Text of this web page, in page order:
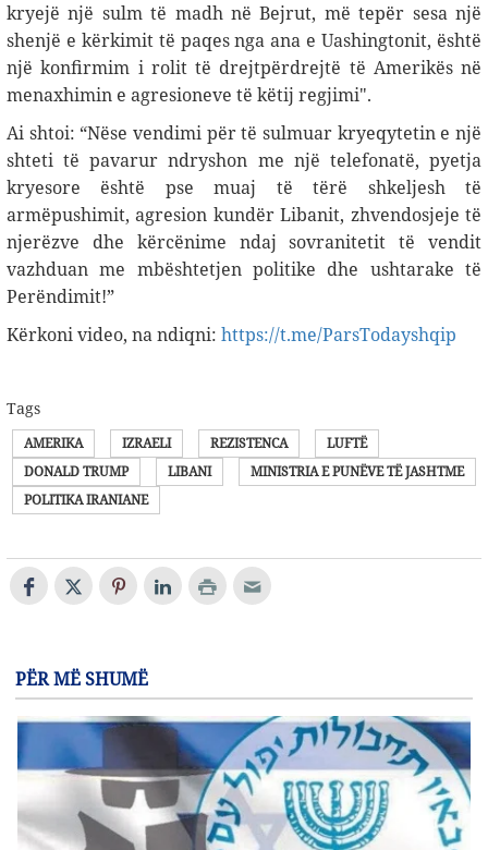
kryejë një sulm të madh në Bejrut, më tepër sesa një
shenjë e kërkimit të paqes nga ana e Uashingtonit, është
një konfirmim i rolit të drejtpërdrejtë të Amerikës në
menaxhimin e agresioneve të këtij regjimi".
Ai shtoi: “Nëse vendimi për të sulmuar kryeqytetin e një
shteti të pavarur ndryshon me një telefonatë, pyetja
kryesore është pse muaj të tërë shkeljesh të
armëpushimit, agresion kundër Libanit, zhvendosjeje të
njerëzve dhe kërcënime ndaj sovranitetit të vendit
vazhduan me mbështetjen politike dhe ushtarake të
Perëndimit!”
Kërkoni video, na ndiqni: https://t.me/ParsTodayshqip
Tags
AMERIKA IZRAELI REZISTENCA
LUFTË
DONALD TRUMP
LIBANI
MINISTRIA E PUNËVE TË JASHTME
POLITIKA IRANIANE
PËR MË SHUMË